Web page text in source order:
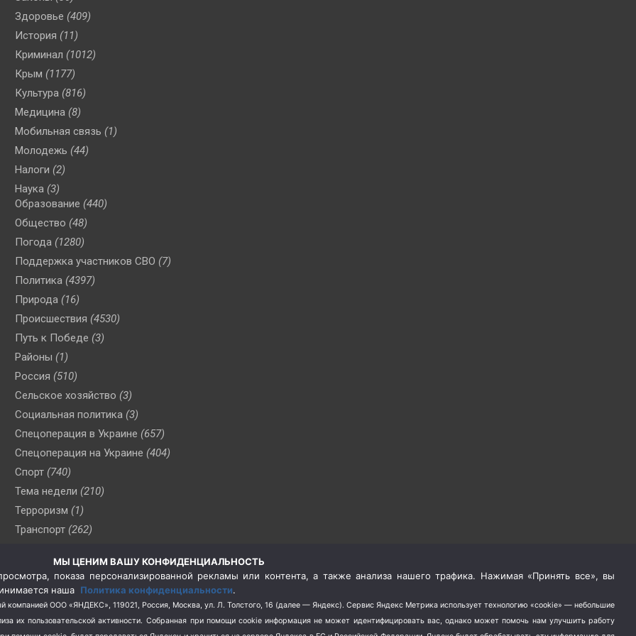
Здоровье (409)
История (11)
Криминал (1012)
Крым (1177)
Культура (816)
Медицина (8)
Мобильная связь (1)
Молодежь (44)
Налоги (2)
Наука (3)
Образование (440)
Общество (48)
Погода (1280)
Поддержка участников СВО (7)
Политика (4397)
Природа (16)
Происшествия (4530)
Путь к Победе (3)
Районы (1)
Россия (510)
Сельское хозяйство (3)
Социальная политика (3)
Спецоперация в Украине (657)
Спецоперация на Украине (404)
Спорт (740)
Тема недели (210)
Терроризм (1)
Транспорт (262)
(76)
Цены (2)
Школа и спорт (2)
Экология (8)
МЫ ЦЕНИМ ВАШУ КОНФИДЕНЦИАЛЬНОСТЬ
показа персонализированной рекламы или контента, а также анализа нашего трафика. Нажимая «Принять все», вы
наша Политика конфиденциальности.
компанией ООО «ЯНДЕКС», 119021, Россия, Москва, ул. Л. Толстого, 16 (далее — Яндекс). Сервис Яндекс Метрика использует технологию «cookie» — небольшие
их пользовательской активности. Собранная при помощи cookie информация не может идентифицировать вас, однако может помочь нам улучшить работу